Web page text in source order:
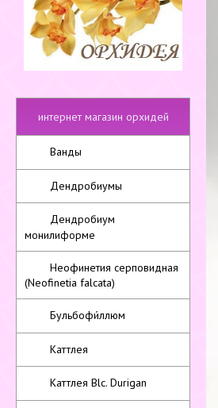
интернет магазин орхидей
Ванды
Дендробиумы
Дендробиум
монилиформе
Неофинетия серповидная
(Neofinetia falcata)
Бульбофи́ллюм
Каттлея
Каттлея Blc. Durigan